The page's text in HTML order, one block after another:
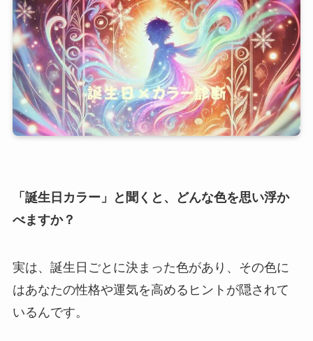
「誕生日カラー」と聞くと、どんな色を思い浮か
べますか？
実は、誕生日ごとに決まった色があり、その色に
はあなたの性格や運気を高めるヒントが隠されて
いるんです。